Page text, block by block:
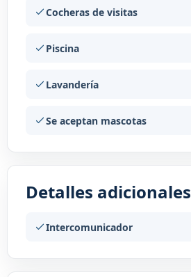
Cocheras de visitas
Piscina
Lavandería
Se aceptan mascotas
Detalles adicionales
Intercomunicador